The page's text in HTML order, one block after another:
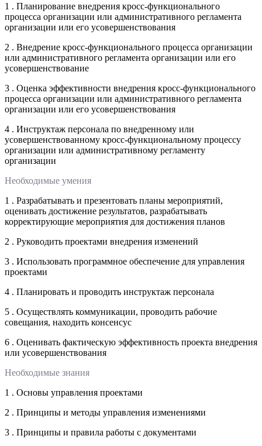
1 . Планирование внедрения кросс-функционального
процесса организации или административного регламента
организации или его усовершенствования
2 . Внедрение кросс-функционального процесса организации
или административного регламента организации или его
усовершенствование
3 . Оценка эффективности внедрения кросс-функционального
процесса организации или административного регламента
организации или его усовершенствования
4 . Инструктаж персонала по внедренному или
усовершенствованному кросс-функциональному процессу
организации или административному регламенту
организации
Необходимые умения
1 . Разрабатывать и презентовать планы мероприятий,
оценивать достижение результатов, разрабатывать
корректирующие мероприятия для достижения планов
2 . Руководить проектами внедрения изменений
3 . Использовать программное обеспечение для управления
проектами
4 . Планировать и проводить инструктаж персонала
5 . Осуществлять коммуникации, проводить рабочие
совещания, находить консенсус
6 . Оценивать фактическую эффективность проекта внедрения
или усовершенствования
Необходимые знания
1 . Основы управления проектами
2 . Принципы и методы управления изменениями
3 . Принципы и правила работы с документами